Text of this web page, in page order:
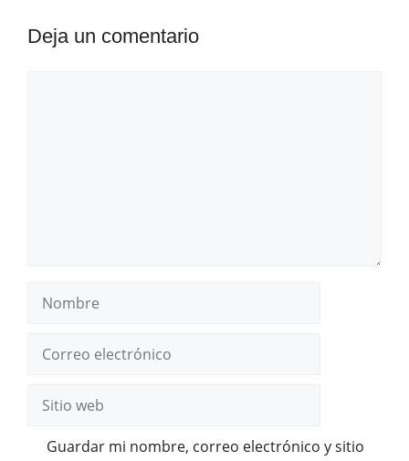
Deja un comentario
Nombre
electrónico
web
Guardar mi nombre, correo electrónico y sitio